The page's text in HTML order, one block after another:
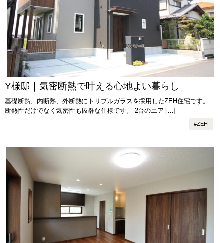
Y様邸｜気密断熱で叶える心地よい暮らし
基礎断熱、内断熱、外断熱にトリプルガラスを採用したZEH住宅です。
断熱性だけでなく気密性も抜群な仕様です。 2台のエア […]
#ZEH